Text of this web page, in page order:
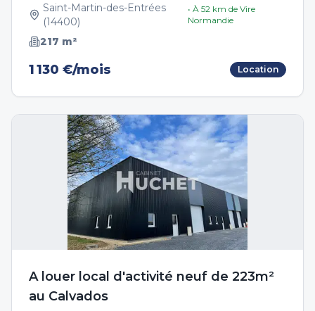
Saint-Martin-des-Entrées
(14400)
• À52 km deVire
Normandie
217 m²
1 130 €/mois Location
A louer local d'activité neuf de 223m²
au Calvados